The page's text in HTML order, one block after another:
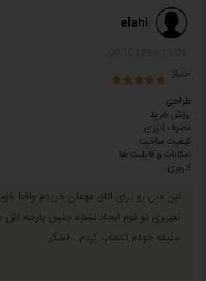
elahi
امتیاز
طراحی
ارزش خرید
مصرف انرژی
کیفیت ساخت
امکانات و قابلیت ها
کاربری
تغییری تو فوم ایجاد نشده جنس پارچه اش
سلیقه خودم انتخاب کردم . تشکر